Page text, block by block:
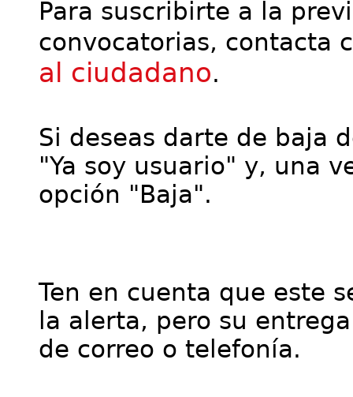
Para suscribirte a la
convocatorias, contacta
al ciudadano.
Si deseas darte de baja
"Ya soy usuario" y, una
opción "Baja".
Ten en cuenta que este
la alerta, pero su
de correo o telefonía.